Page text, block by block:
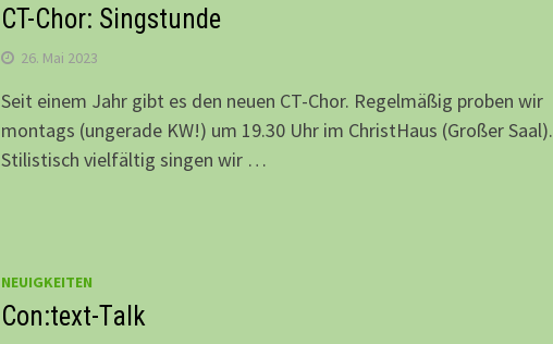
CT-Chor: Singstunde
26. Mai 2023
Seit einem Jahr gibt es den neuen CT-Chor. Regelmäßig proben wir
montags (ungerade KW!) um 19.30 Uhr im ChristHaus (Großer Saal).
Stilistisch vielfältig singen wir …
NEUIGKEITEN
Con:text-Talk